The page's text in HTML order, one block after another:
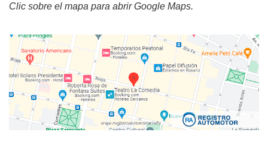
Clic sobre el mapa para abrir Google Maps.